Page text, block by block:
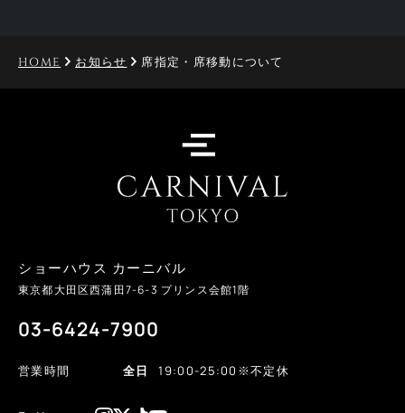
HOME お知らせ 席指定・席移動について
ショーハウス カーニバル
東京都大田区西蒲田7-6-3 プリンス会館1階
03-6424-7900
営業時間 全日 19:00-25:00 ※不定休